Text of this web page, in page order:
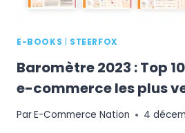
E-BOOKS STEERFOX
Baromètre 2023 : Top
e-commerce les plus
ParE-Commerce Nation 4